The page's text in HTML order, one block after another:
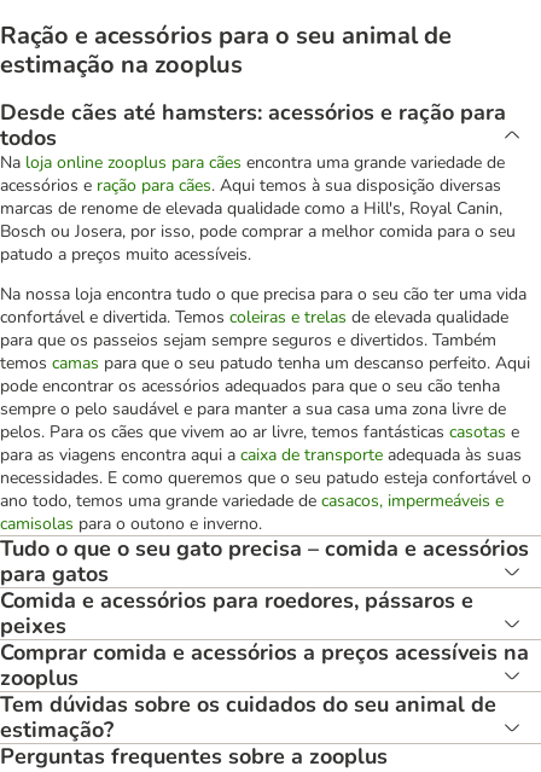
Ração e acessórios para o seu animal de
estimação na zooplus
Desde cães até hamsters: acessórios e ração para
todos
Na loja online zooplus para cães encontra uma grande variedade de
acessórios e ração para cães. Aqui temos à sua disposição diversas
marcas de renome de elevada qualidade como a Hill's, Royal Canin,
Bosch ou Josera, por isso, pode comprar a melhor comida para o seu
patudo a preços muito acessíveis.
Na nossa loja encontra tudo o que precisa para o seu cão ter uma vida
confortável e divertida. Temos coleiras e trelas de elevada qualidade
para que os passeios sejam sempre seguros e divertidos. Também
temos camas para que o seu patudo tenha um descanso perfeito. Aqui
pode encontrar os acessórios adequados para que o seu cão tenha
sempre o pelo saudável e para manter a sua casa uma zona livre de
pelos. Para os cães que vivem ao ar livre, temos fantásticas casotas e
para as viagens encontra aqui a caixa de transporte adequada às suas
necessidades. E como queremos que o seu patudo esteja confortável o
ano todo, temos uma grande variedade de casacos, impermeáveis e
camisolas para o outono e inverno.
Tudo o que o seu gato precisa – comida e acessórios
para gatos
Comida e acessórios para roedores, pássaros e
peixes
Comprar comida e acessórios a preços acessíveis na
zooplus
Tem dúvidas sobre os cuidados do seu animal de
estimação?
Perguntas frequentes sobre a zooplus